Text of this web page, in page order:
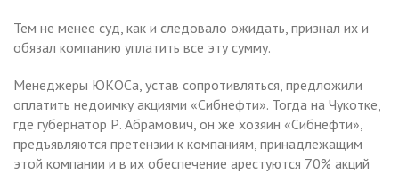
Тем не менее суд, как и следовало ожидать, признал их и
обязал компанию уплатить все эту сумму.
Менеджеры ЮКОСа, устав сопротивляться, предложили
оплатить недоимку акциями «Сибнефти». Тогда на Чукотке,
где губернатор Р. Абрамович, он же хозяин «Сибнефти»,
предъявляются претензии к компаниям, принадлежащим
этой компании и в их обеспечение арестуются 70% акций